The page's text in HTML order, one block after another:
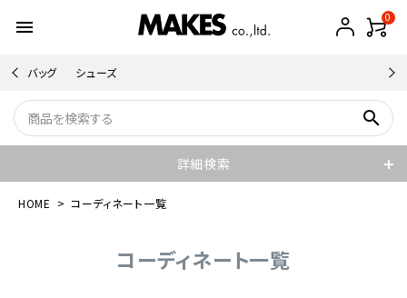
menu 0
バッグ シューズ
search
詳細検索
HOME コーディネート一覧
コーディネート一覧